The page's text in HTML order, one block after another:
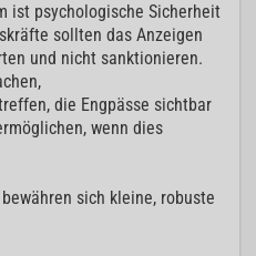
ist psychologische Sicherheit
sollten das Anzeigen
und nicht sanktionieren.
die Engpässe sichtbar
wenn dies
sich kleine, robuste